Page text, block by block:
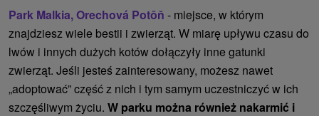
Park Malkia, Orechová Potôň - miejsce, w którym
znajdziesz wiele bestii i zwierząt. W miarę upływu czasu do
lwów i innych dużych kotów dołączyły inne gatunki
zwierząt. Jeśli jesteś zainteresowany, możesz nawet
„adoptować” część z nich i tym samym uczestniczyć w ich
szczęśliwym życiu. W parku można również nakarmić i